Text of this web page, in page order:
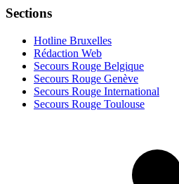
Sections
Hotline Bruxelles
Rédaction Web
Secours Rouge Belgique
Secours Rouge Genève
Secours Rouge International
Secours Rouge Toulouse